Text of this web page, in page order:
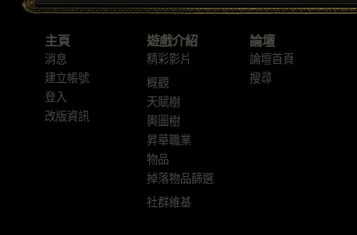
主頁
消息
建立帳號
登入
改版資訊
遊戲介紹
精彩影片
概觀
天賦樹
輿圖樹
昇華職業
物品
掉落物品篩選
社群維基
論壇
論壇首頁
搜尋